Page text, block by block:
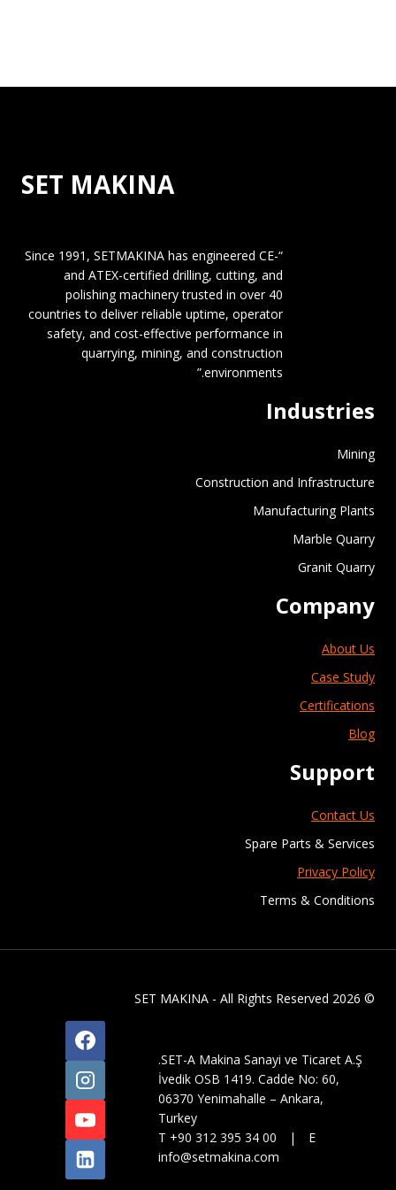
SET MAKINA
“Since 1991, SETMAKINA has engineered CE-
and ATEX-certified drilling, cutting, and
polishing machinery trusted in over 40
countries to deliver reliable uptime, operator
safety, and cost-effective performance in
quarrying, mining, and construction
environments.”
Industries
Mining
Construction and Infrastructure
Manufacturing Plants
Marble Quarry
Granit Quarry
Company
About Us
Case Study
Certifications
Blog
Support
Contact Us
Spare Parts & Services
Privacy Policy
Terms & Conditions
© 2026 SET MAKINA - All Rights Reserved
SET-A Makina Sanayi ve Ticaret A.Ş.
İvedik OSB 1419. Cadde No: 60,
06370 Yenimahalle – Ankara,
Turkey
T +90 312 395 34 00 | E
info@setmakina.com